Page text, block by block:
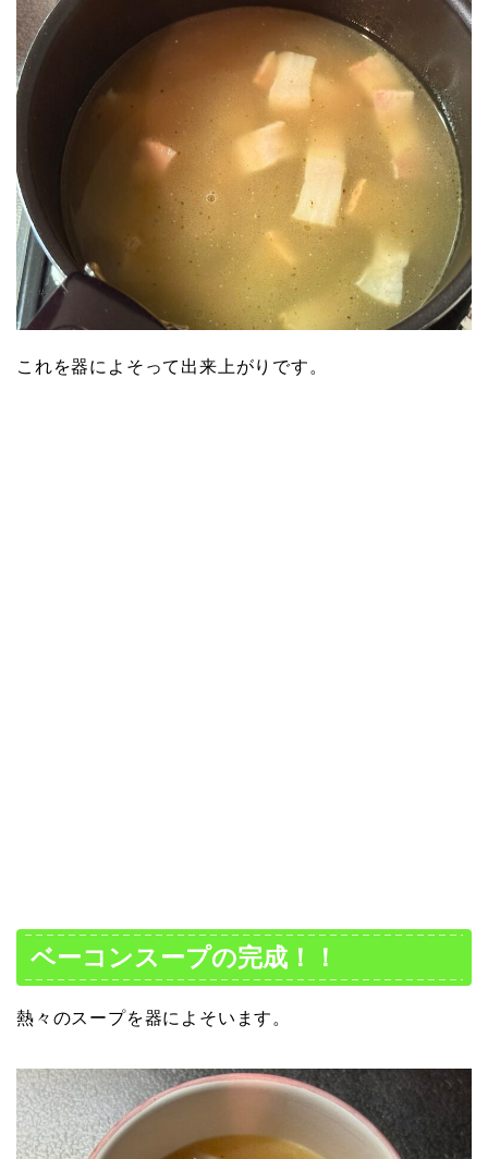
これを器によそって出来上がりです。
ベーコンスープの完成！！
熱々のスープを器によそいます。